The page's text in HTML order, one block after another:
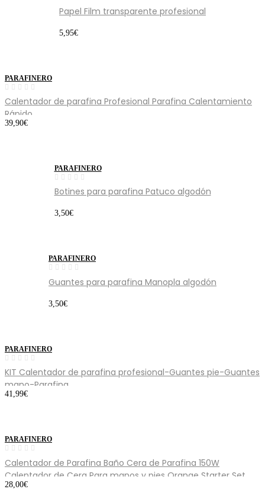
Papel Film transparente profesional
5,95€
PARAFINERO
Calentador de parafina Profesional Parafina Calentamiento
Rápido
39,90€
PARAFINERO
Botines para parafina Patuco algodón
3,50€
PARAFINERO
Guantes para parafina Manopla algodón
3,50€
PARAFINERO
KIT Calentador de parafina profesional-Guantes pie-Guantes
mano-Parafina
41,99€
PARAFINERO
Calentador de Parafina Baño Cera de Parafina 150W
Calentador de Cera Para manos y pies Orange Starter Set
28,00€